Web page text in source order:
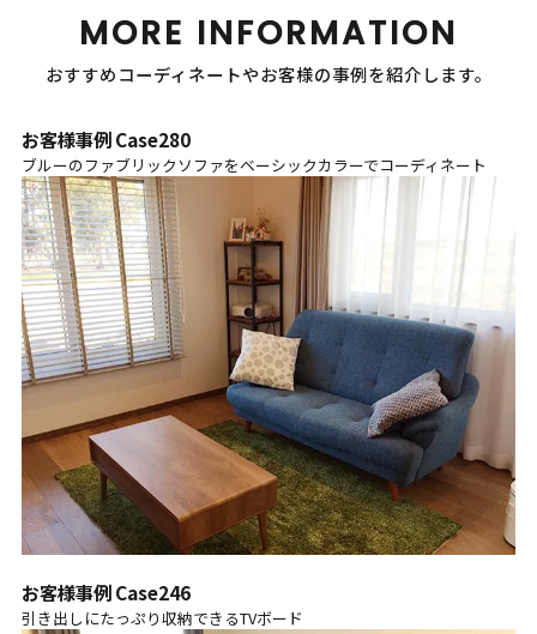
MORE INFORMATION
おすすめコーディネートやお客様の事例を紹介します。
お客様事例 Case280
ブルーのファブリックソファをベーシックカラーでコーディネート
お客様事例 Case246
引き出しにたっぷり収納できるTVボード